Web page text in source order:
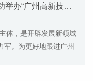
【研讨会】广州市社会科学院成功举办“广州高新技术企业发展态势、环境与政策”研讨会
体，是开辟发展新领域
军。为更好地跟进广州